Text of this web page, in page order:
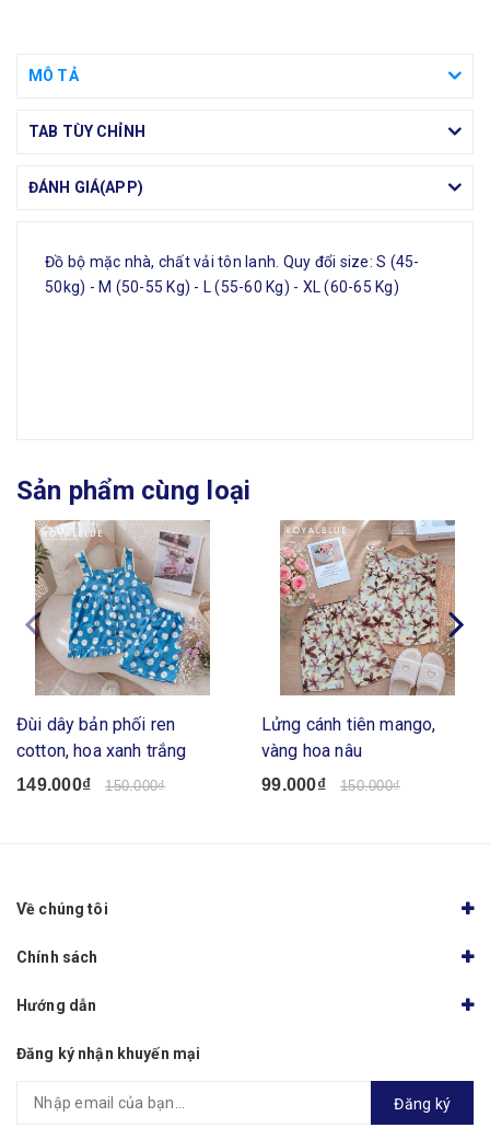
MÔ TẢ
TAB TÙY CHỈNH
ĐÁNH GIÁ(APP)
Đồ bộ mặc nhà, chất vải tôn lanh. Quy đổi size: S (45-
50kg) - M (50-55 Kg) - L (55-60 Kg) - XL (60-65 Kg)
Sản phẩm cùng loại
Đùi dây bản phối ren
cotton, hoa xanh trắng
149.000₫ 150.000₫
Lửng cánh tiên mango,
vàng hoa nâu
99.000₫ 150.000₫
Về chúng tôi
Chính sách
Hướng dẫn
Đăng ký nhận khuyến mại
Đăng ký